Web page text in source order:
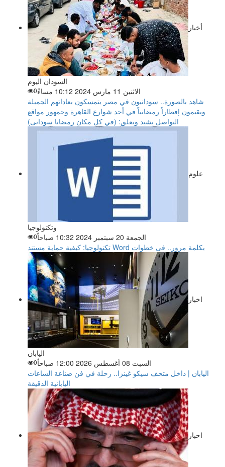
أخبار
السودان اليوم
الاثنين 11 مارس 2024 10:12 مساءً
0
شاهد بالصورة.. سودانيون في مصر يتمسكون بعاداتهم الجميلة
ويقيمون إفطاراً رمضانياً في أحد شوارع القاهرة وجمهور مواقع
التواصل يشيد ويعلق: (في كل مكان رمضانا سودانى)
علوم
وتكنولوجيا
الجمعة 20 سبتمبر 2024 10:32 صباحاً
0
تكنولوجيا: كيفية حماية مستند Word بكلمة مرور.. فى خطوات
اخبار
اليابان
السبت 08 أغسطس 2026 12:00 صباحاً
0
اليابان | داخل متحف سيكو غينزا.. رحلة في فن صناعة الساعات
اليابانية الدقيقة
اخبار